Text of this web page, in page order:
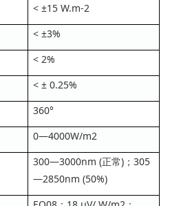
< ±15 W.m-2
< ±3%
< 2%
< ± 0.25%
360°
0—4000W/m2
300—3000nm (正常)；305
—2850nm (50%)